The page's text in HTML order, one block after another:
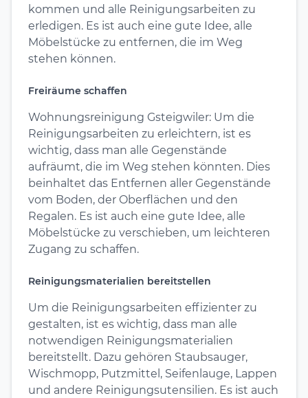
kommen und alle Reinigungsarbeiten zu
erledigen. Es ist auch eine gute Idee, alle
Möbelstücke zu entfernen, die im Weg
stehen können.
Freiräume schaffen
Wohnungsreinigung Gsteigwiler: Um die
Reinigungsarbeiten zu erleichtern, ist es
wichtig, dass man alle Gegenstände
aufräumt, die im Weg stehen könnten. Dies
beinhaltet das Entfernen aller Gegenstände
vom Boden, der Oberflächen und den
Regalen. Es ist auch eine gute Idee, alle
Möbelstücke zu verschieben, um leichteren
Zugang zu schaffen.
Reinigungsmaterialien bereitstellen
Um die Reinigungsarbeiten effizienter zu
gestalten, ist es wichtig, dass man alle
notwendigen Reinigungsmaterialien
bereitstellt. Dazu gehören Staubsauger,
Wischmopp, Putzmittel, Seifenlauge, Lappen
und andere Reinigungsutensilien. Es ist auch